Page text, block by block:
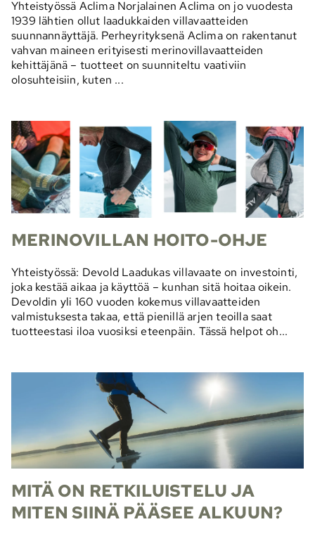
Yhteistyössä Aclima Norjalainen Aclima on jo vuodesta
1939 lähtien ollut laadukkaiden villavaatteiden
suunnannäyttäjä. Perheyrityksenä Aclima on rakentanut
vahvan maineen erityisesti merinovillavaatteiden
kehittäjänä – tuotteet on suunniteltu vaativiin
olosuhteisiin, kuten ...
MERINOVILLAN HOITO-OHJE
Yhteistyössä: Devold Laadukas villavaate on investointi,
joka kestää aikaa ja käyttöä – kunhan sitä hoitaa oikein.
Devoldin yli 160 vuoden kokemus villavaatteiden
valmistuksesta takaa, että pienillä arjen teoilla saat
tuotteestasi iloa vuosiksi eteenpäin. Tässä helpot oh...
MITÄ ON RETKILUISTELU JA
MITEN SIINÄ PÄÄSEE ALKUUN?